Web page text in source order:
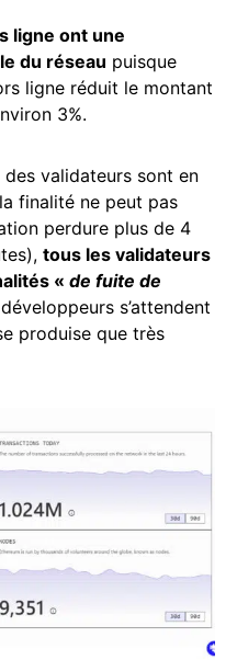
ligne ont une
du réseau puisque
ligne réduit le montant
3%.
des validateurs sont en
finalité ne peut pas
perdure plus de 4
tous les validateurs
« de fuite de
s’attendent
produise que très